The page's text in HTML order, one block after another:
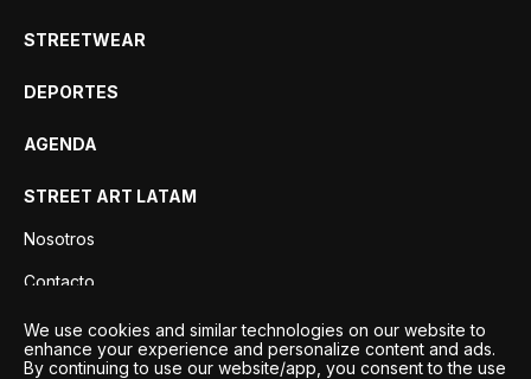
STREETWEAR
DEPORTES
AGENDA
STREET ART LATAM
Nosotros
Contacto
Privacidad
We use cookies and similar technologies on our website to
enhance your experience and personalize content and ads.
By continuing to use our website/app, you consent to the use